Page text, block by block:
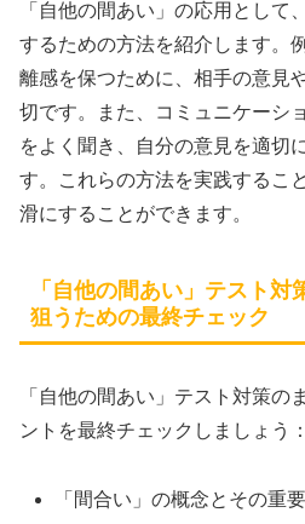
「自他の間あい」の応用として
するための方法を紹介します。
離感を保つために、相手の意見
切です。また、コミュニケーシ
をよく聞き、自分の意見を適切
す。これらの方法を実践するこ
滑にすることができます。
「自他の間あい」テスト
狙うための最終チェック
「自他の間あい」テスト対策の
ントを最終チェックしましょう：
「間合い」の概念とその重